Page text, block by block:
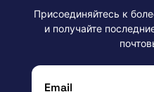
Присоединяйтесь к
и получайте